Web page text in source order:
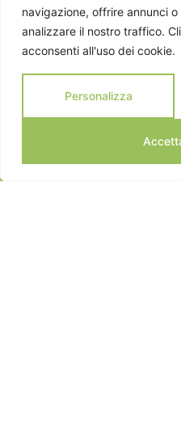
navigazione, offrire annunci
analizzare il nostro traffico.
acconsenti all'uso dei cookie.
Personalizza